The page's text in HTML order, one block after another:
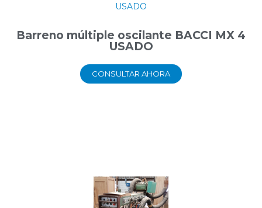
USADO
Barreno múltiple oscilante BACCI MX 4
USADO
CONSULTAR AHORA